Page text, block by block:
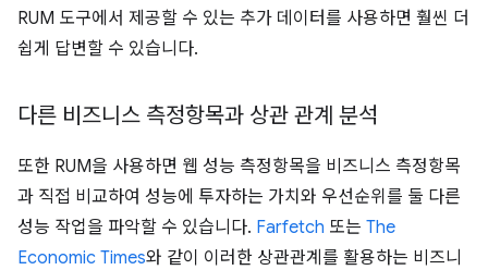
RUM 도구에서 제공할 수 있는 추가 데이터를 사용하면 훨씬 더
쉽게 답변할 수 있습니다.
다른 비즈니스 측정항목과 상관 관계 분석
또한 RUM을 사용하면 웹 성능 측정항목을 비즈니스 측정항목
과 직접 비교하여 성능에 투자하는 가치와 우선순위를 둘 다른
성능 작업을 파악할 수 있습니다. Farfetch 또는 The
Economic Times와 같이 이러한 상관관계를 활용하는 비즈니